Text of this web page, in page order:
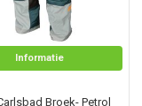
Informatie
Broek- Petrol